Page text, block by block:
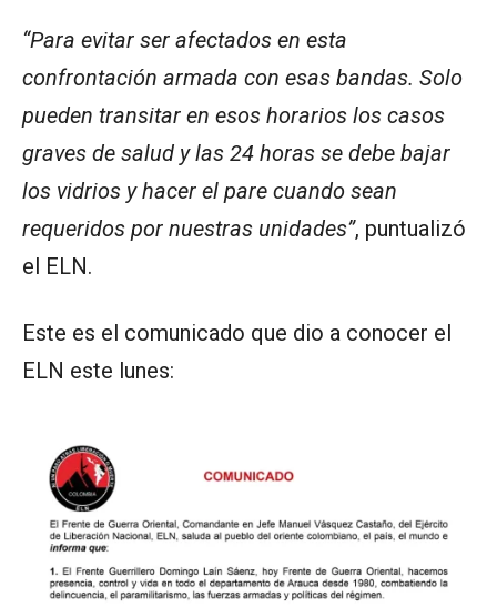
“Para evitar ser afectados en esta
confrontación armada con esas bandas. Solo
pueden transitar en esos horarios los casos
graves de salud y las 24 horas se debe bajar
los vidrios y hacer el pare cuando sean
requeridos por nuestras unidades”, puntualizó
el ELN.
Este es el comunicado que dio a conocer el
ELN este lunes: